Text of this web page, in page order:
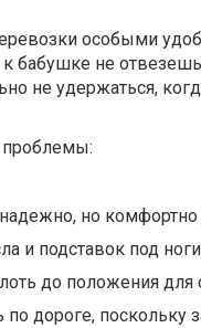
особыми
к бабушке не
не удержаться,
проблемы:
но комфортно
и подставок под
до положения для
дороге, поскольку